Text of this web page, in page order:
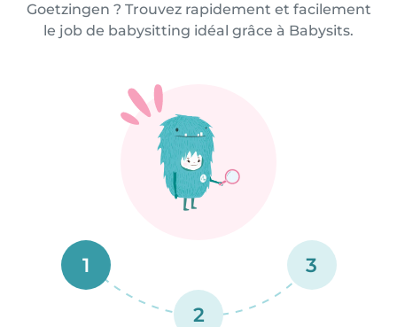
Goetzingen ? Trouvez rapidement et facilement
le job de babysitting idéal grâce à Babysits.
1
2
3